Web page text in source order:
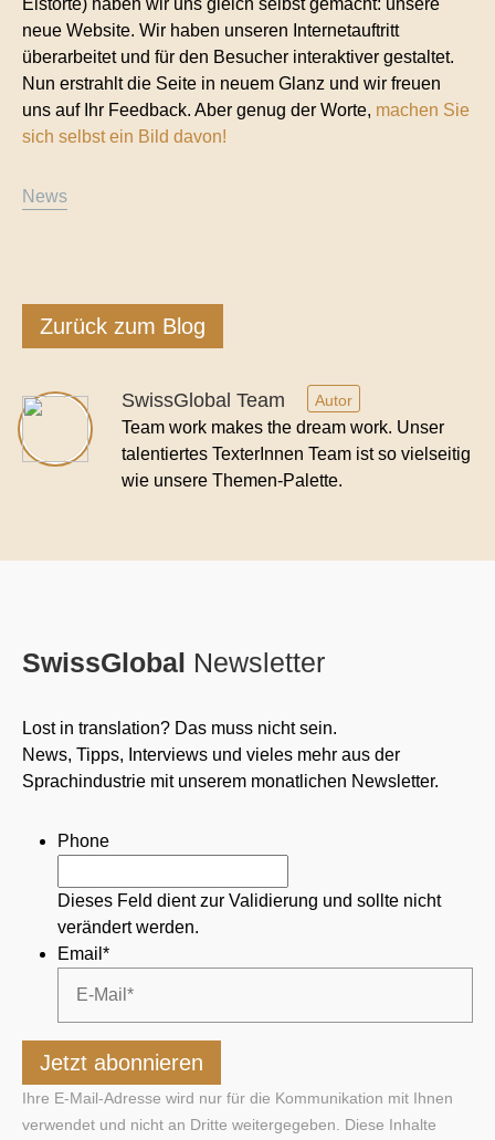
Technische Übersetzungen
Übersetzungen im Bereich Rohstoffe und
Energie
Kontakt
neue Website. Wir haben unseren Internetauftritt
überarbeitet und für den Besucher interaktiver gestaltet.
Nun erstrahlt die Seite in neuem Glanz und wir freuen
uns auf Ihr Feedback. Aber genug der Worte, machen Sie
sich selbst ein Bild davon!
News
Zurück zum Blog
SwissGlobal Team Autor
Team work makes the dream work. Unser
talentiertes TexterInnen Team ist so vielseitig
wie unsere Themen-Palette.
SwissGlobal Newsletter
Lost in translation? Das muss nicht sein.
News, Tipps, Interviews und vieles mehr aus der
Sprachindustrie mit unserem monatlichen Newsletter.
Phone
Dieses Feld dient zur Validierung und sollte nicht
verändert werden.
Email *
Ihre E-Mail-Adresse wird nur für die Kommunikation mit Ihnen
verwendet und nicht an Dritte weitergegeben. Diese Inhalte